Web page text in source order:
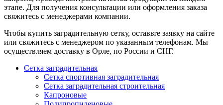
этапе. Для получения консультации или оформления заказа
свяжитесь с менеджерами компании.
Чтобы купить заградительную сетку, оставьте заявку на сайте
или свяжитесь с менеджером по указанным телефонам. Мы
осуществляем доставку в Орле, по России и СНГ.
Сетка заградительная
Сетка спортивная заградительная
Сетка заградительная строительная
Капроновые